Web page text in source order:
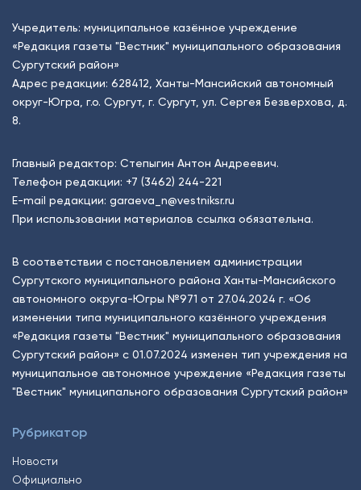
Учредитель: муниципальное казённое учреждение
«Редакция газеты "Вестник" муниципального образования
Сургутский район»
Адрес редакции: 628412, Ханты-Мансийский автономный
округ-Югра, г.о. Сургут, г. Сургут, ул. Сергея Безверхова, д.
8.
Главный редактор: Степыгин Антон Андреевич.
Телефон редакции: +7 (3462) 244-221
E-mail редакции: garaeva_n@vestniksr.ru
При использовании материалов ссылка обязательна.
В соответствии с постановлением администрации
Сургутского муниципального района Ханты-Мансийского
автономного округа-Югры №971 от 27.04.2024 г. «Об
изменении типа муниципального казённого учреждения
«Редакция газеты "Вестник" муниципального образования
Сургутский район» с 01.07.2024 изменен тип учреждения на
муниципальное автономное учреждение «Редакция газеты
"Вестник" муниципального образования Сургутский район»
Рубрикатор
Новости
Официально